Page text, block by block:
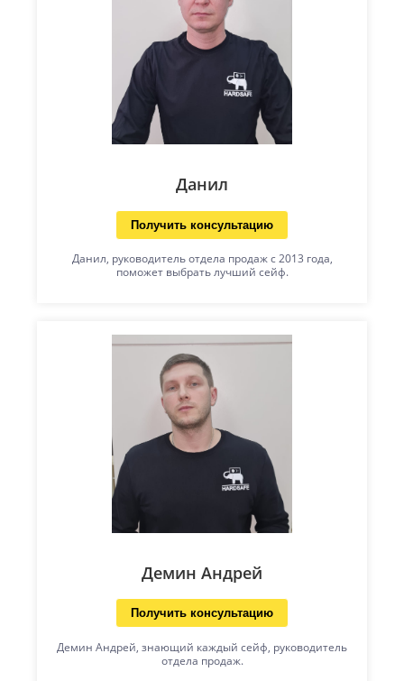
Данил
Получить консультацию
Данил, руководитель отдела продаж с 2013 года,
поможет выбрать лучший сейф.
Демин Андрей
Получить консультацию
Демин Андрей, знающий каждый сейф, руководитель
отдела продаж.